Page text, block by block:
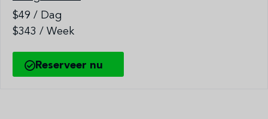
$49 / Dag
$343 / Week
Reserveer nu